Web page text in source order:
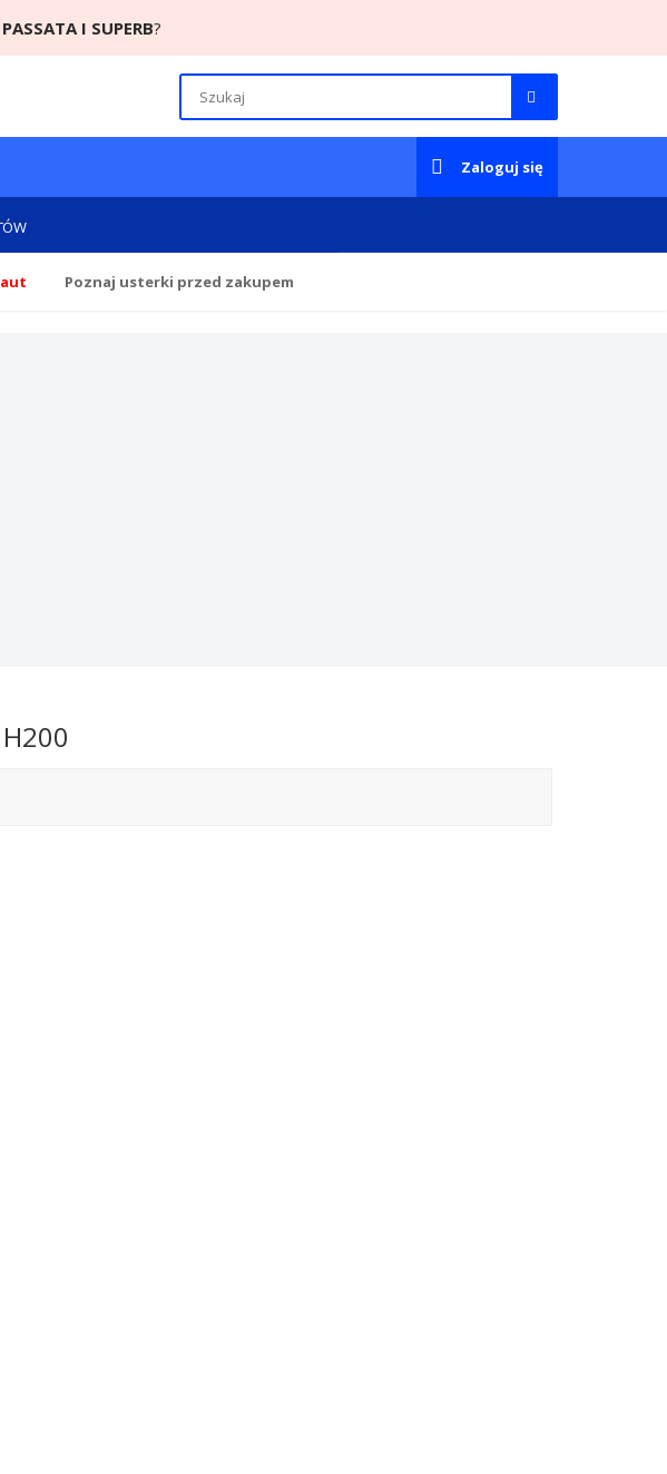
I SUPERB?
Zaloguj się
Poznaj usterki przed zakupem